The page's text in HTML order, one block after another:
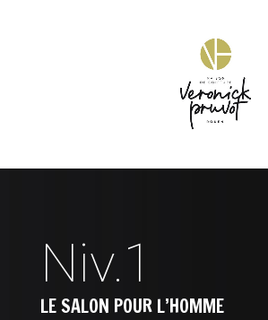
Niv.1
LE SALON POUR L’HOMME